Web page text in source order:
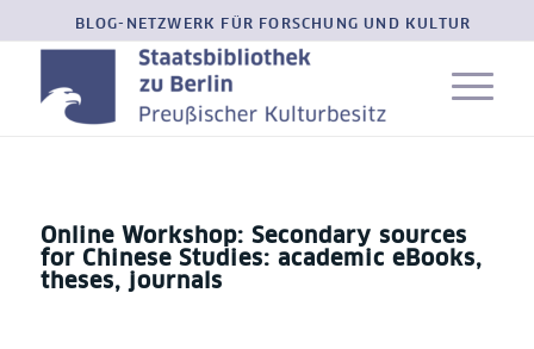
BLOG-NETZWERK FÜR FORSCHUNG UND KULTUR
Online Workshop: Secondary sources
for Chinese Studies: academic eBooks,
theses, journals